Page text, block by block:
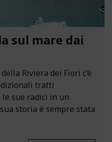
sul mare dai
Riviera dei Fiori c’è
tratti
sue radici in un
storia è sempre stata